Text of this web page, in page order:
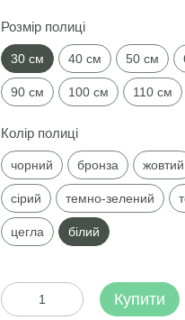
Розмір полиці
30 см 40 см 50 см
90 см 100 см 110 см
Колір полиці
чорний бронза жовтий
сірий темно-зелений
цегла білий
Купити